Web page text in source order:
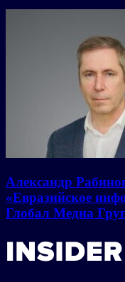
Александр
«Евразийское
Глобал Медиа